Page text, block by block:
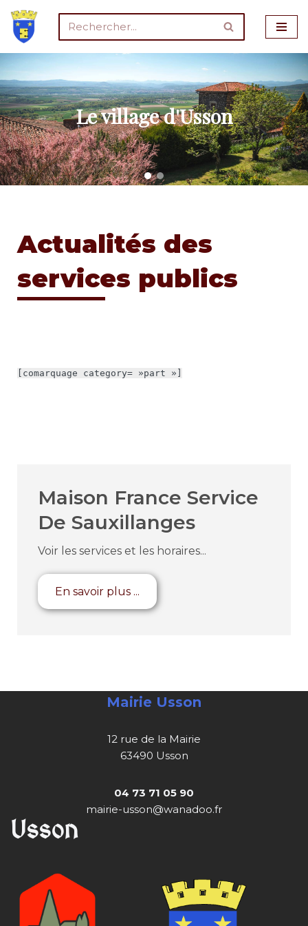
Aller
au
contenu
Le village d'Usson
Actualités des
services publics
[comarquage category= »part »]
Maison France Service
De Sauxillanges
Voir les services et les horaires...
En savoir plus ...
Mairie Usson
12 rue de la Mairie
63490 Usson
04 73 71 05 90
mairie-usson@wanadoo.fr
Usson